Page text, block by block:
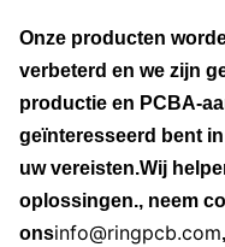
Onze producten
verbeterd en we zijn
productie en PCBA-
geïnteresseerd bent
uw vereisten.Wij
oplossingen., neem
onsinfo@ringpcb.com,